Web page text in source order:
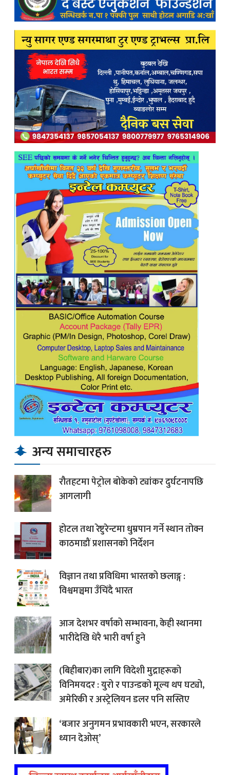
अन्य समाचारहरु
रौतहटमा पेट्रोल बोकेको ट्यांकर दुर्घटनापछि
आगलागी
होटल तथा रेष्टुरेन्टमा धुम्रपान गर्ने स्थान तोक्न
काठमाडौं प्रशासनको निर्देशन
विज्ञान तथा प्रविधिमा भारतको छलाङ्ग :
विश्वमञ्चमा उँचिंदै भारत
आज देशभर वर्षाको सम्भावना, केही स्थानमा
भारीदेखि धेरै भारी वर्षा हुने
(बिहीबार)का लागि विदेशी मुद्राहरूको
विनिमयदर : युरो र पाउन्डको मूल्य थप घट्यो,
अमेरिकी र अस्ट्रेलियन डलर पनि सस्तिए
‘बजार अनुगमन प्रभावकारी भएन, सरकारले
ध्यान देओस्’